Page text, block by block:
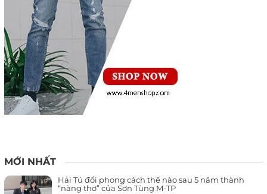
MỚI NHẤT
Hải Tú đổi phong cách thế nào sau 5 năm thành
“nàng thơ” của Sơn Tùng M-TP